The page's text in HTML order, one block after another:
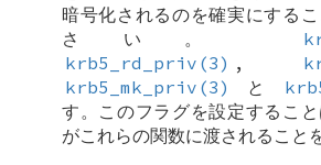
暗号化されるのを確実にする
さい。
krb5_rd_priv(3) ,
krb5_mk_priv(3)
と
す。このフラグを設定するこ
がこれらの関数に渡されること